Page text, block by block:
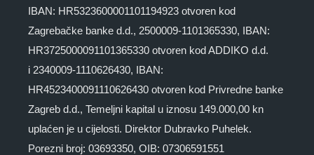
IBAN: HR5323600001101194923 otvoren kod
Zagrebačke banke d.d., 2500009-1101365330, IBAN:
HR3725000091101365330 otvoren kod ADDIKO d.d.
i 2340009-1110626430, IBAN:
HR4523400091110626430 otvoren kod Privredne banke
Zagreb d.d., Temeljni kapital u iznosu 149.000,00 kn
uplaćen je u cijelosti. Direktor Dubravko Puhelek.
Porezni broj: 03693350, OIB: 07306591551